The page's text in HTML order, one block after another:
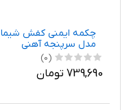
چکمه ایمنی کفش شیما
مدل سرپنجه آهنی
(0)
739,690 تومان